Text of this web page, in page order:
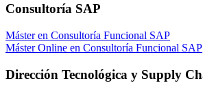
Consultoría SAP
Máster en Consultoría Funcional SAP
Máster Online en Consultoría Funcional SAP
Dirección Tecnológica y Supply